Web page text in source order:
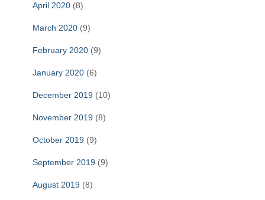
April 2020 (8)
March 2020 (9)
February 2020 (9)
January 2020 (6)
December 2019 (10)
November 2019 (8)
October 2019 (9)
September 2019 (9)
August 2019 (8)